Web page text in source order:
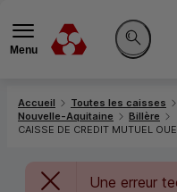
Menu
Accueil Toutes les caisses
Nouvelle-Aquitaine
Billère
CAISSE DE CREDIT MUTUEL
Une erreur